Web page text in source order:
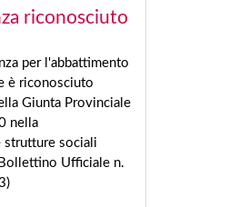
riconosciuto
per l'abbattimento
è riconosciuto
Giunta Provinciale
nella
strutture sociali
Ufficiale n.